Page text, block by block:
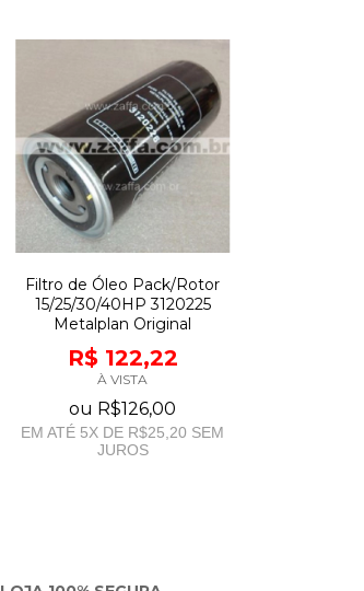
Filtro de Óleo Pack/Rotor
15/25/30/40HP 3120225
Metalplan Original
R$ 122,22
À VISTA
ou R$126,00
EM ATÉ 5X DE R$25,20 SEM
JUROS